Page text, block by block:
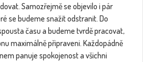
Samozřejmě se objevilo i pár
se budeme snažit odstranit. Do
času a budeme tvrdě pracovat,
maximálně připraveni. Každopádně
panuje spokojenost a všichni